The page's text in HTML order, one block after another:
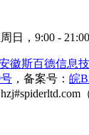
日，9:00 -
徽斯百德信息
，备案号： 皖